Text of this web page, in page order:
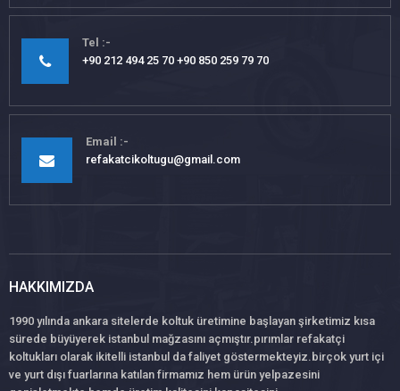
Tel
+90 212 494 25 70 +90 850 259 79 70
Email
refakatcikoltugu@gmail.com
HAKKIMIZDA
1990 yılında ankara sitelerde koltuk üretimine başlayan şirketimiz kısa
sürede büyüyerek istanbul mağzasını açmıştır.pırımlar refakatçi
koltukları olarak ikitelli istanbul da faliyet göstermekteyiz.birçok yurt içi
ve yurt dışı fuarlarına katılan firmamız hem ürün yelpazesini